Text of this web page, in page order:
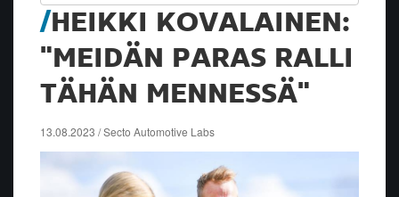
HEIKKI KOVALAINEN:
"MEIDÄN PARAS RALLI
TÄHÄN MENNESSÄ"
13.08.2023 / Secto Automotive Labs